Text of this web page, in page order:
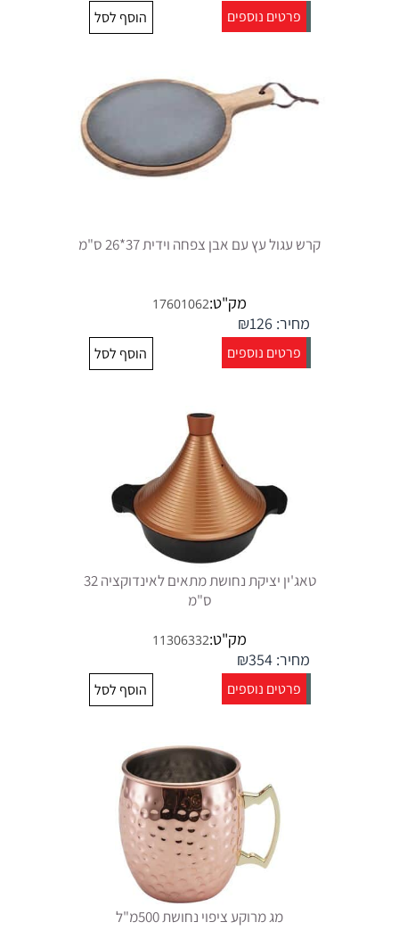
פרטים נוספים הוסף לסל
קרש עגול עץ עם אבן צפחה וידית 37*26 ס"מ
מק"ט:17601062
מחיר: ₪126
פרטים נוספים הוסף לסל
טאג'ין יציקת נחושת מתאים לאינדוקציה 32
ס"מ
מק"ט:11306332
מחיר: ₪354
פרטים נוספים הוסף לסל
מג מרוקע ציפוי נחושת 500מ"ל